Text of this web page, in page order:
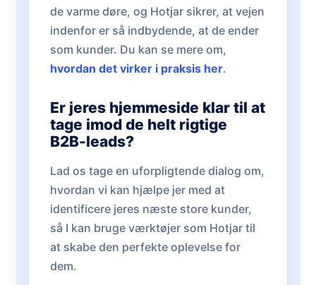
de varme døre, og Hotjar sikrer, at vejen
indenfor er så indbydende, at de ender
som kunder. Du kan se mere om,
hvordan det virker i praksis her.
Er jeres hjemmeside klar til at
tage imod de helt rigtige
B2B-leads?
Lad os tage en uforpligtende dialog om,
hvordan vi kan hjælpe jer med at
identificere jeres næste store kunder,
så I kan bruge værktøjer som Hotjar til
at skabe den perfekte oplevelse for
dem.